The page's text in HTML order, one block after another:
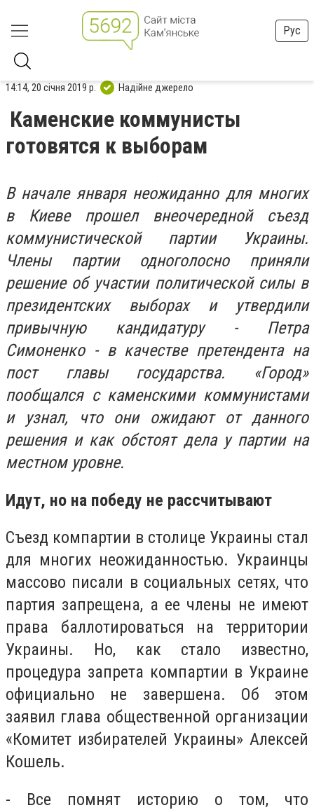
Рус
14:14, 20 січня 2019 р. Надійне джерело
Каменские коммунисты
готовятся к выборам
В начале января неожиданно для многих
в Киеве прошел внеочередной съезд
коммунистической партии Украины.
Члены партии одноголосно приняли
решение об участии политической силы в
президентских выборах и утвердили
привычную кандидатуру - Петра
Симоненко - в качестве претендента на
пост главы государства. «Город»
пообщался с каменскими коммунистами
и узнал, что они ожидают от данного
решения и как обстоят дела у партии на
местном уровне.
Идут, но на победу не рассчитывают
Съезд компартии в столице Украины стал
для многих неожиданностью. Украинцы
массово писали в социальных сетях, что
партия запрещена, а ее члены не имеют
права баллотироваться на территории
Украины. Но, как стало известно,
процедура запрета компартии в Украине
официально не завершена. Об этом
заявил глава общественной организации
«Комитет избирателей Украины» Алексей
Кошель.
- Все помнят историю о том, что